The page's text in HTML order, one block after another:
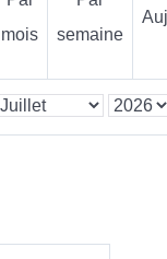
mois
semaine